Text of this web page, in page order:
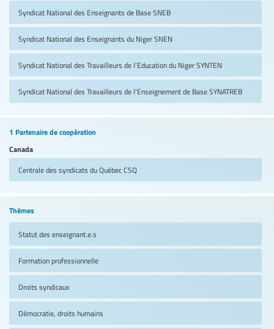
Syndicat National des Enseignants de BaseSNEB
Syndicat National des Enseignants du NigerSNEN
Syndicat National des Travailleurs de l’Education du NigerSYNTEN
Syndicat National des Travailleurs de l’Enseignement de BaseSYNATREB
1 Partenaire de coopération
Canada
Centrale des syndicats du QuébecCSQ
Thèmes
Statut des enseignant.e.s
Formation professionnelle
Droits syndicaux
Démocratie, droits humains